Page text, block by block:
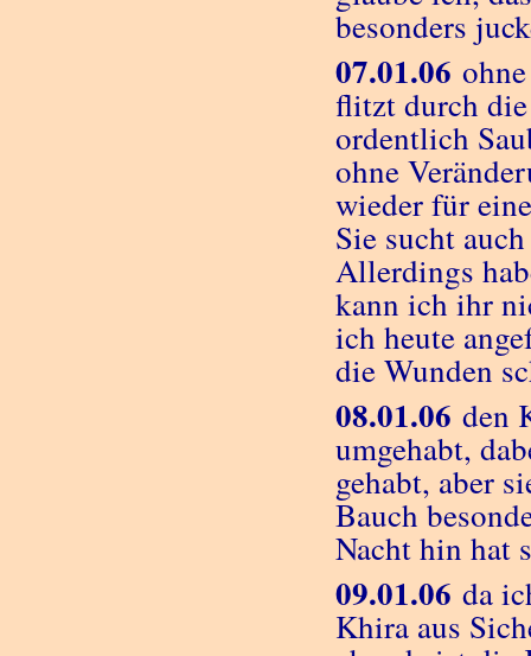
besonders
07.01.06
flitzt durch
ordentlich
ohne
wieder für
Sie sucht
Allerdings
kann ich ihr
ich heute
die Wunden
08.01.06 den
umgehabt,
gehabt, aber
Bauch
Nacht hin hat
09.01.06 da
Khira aus